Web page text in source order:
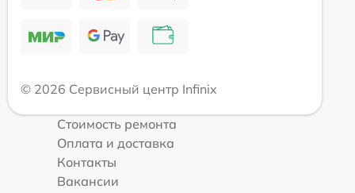
© 2026 Сервисный центр Infinix
Стоимость ремонта
Оплата и доставка
Контакты
Вакансии